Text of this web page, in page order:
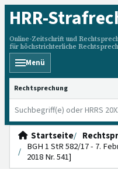
HRR-
Online-Zeitschrift und
für höchstrichterliche
Menü
HRRS durchsuchen
Startseite
BGH 1 StR 582/17 - 7.
2018 Nr. 541]